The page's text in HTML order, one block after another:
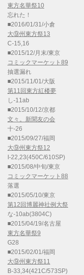
東方名華祭10
忘れた！
■2016/01/31/小倉
大⑨州東方祭13
C-15,16
■2015/12/月末/東京
コミックマーケット89
抽選漏れ
■2015/11/01/大阪
第11回東方紅楼夢
し-11ab
■2015/10/12/京都
文々。新聞友の会
十-26
■2015/09/27/福岡
大⑨州東方祭12
I-22,23(450C/610SP)
■2015/08/中旬/東京
コミックマーケット88
落選
■2015/05/10/東京
第12回博麗神社例大祭
な-10ab(3804C)
■2015/04/19/名古屋
東方名華祭9
G28
■2015/02/01/福岡
大⑨州東方祭11
B-33,34(421C/573SP)